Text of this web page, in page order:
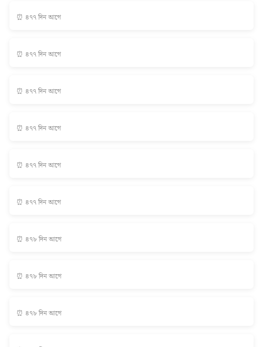
⏰ ৪৭৭ দিন আগে
⏰ ৪৭৭ দিন আগে
⏰ ৪৭৭ দিন আগে
⏰ ৪৭৭ দিন আগে
⏰ ৪৭৭ দিন আগে
⏰ ৪৭৭ দিন আগে
⏰ ৪৭৮ দিন আগে
⏰ ৪৭৮ দিন আগে
⏰ ৪৭৮ দিন আগে